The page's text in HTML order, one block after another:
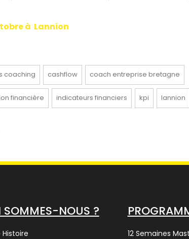
à Lannion
coaching cashflow coach entreprise bretagne
financière indicateurs financiers kpi lannion
SOMMES-NOUS ?
12 Semaines